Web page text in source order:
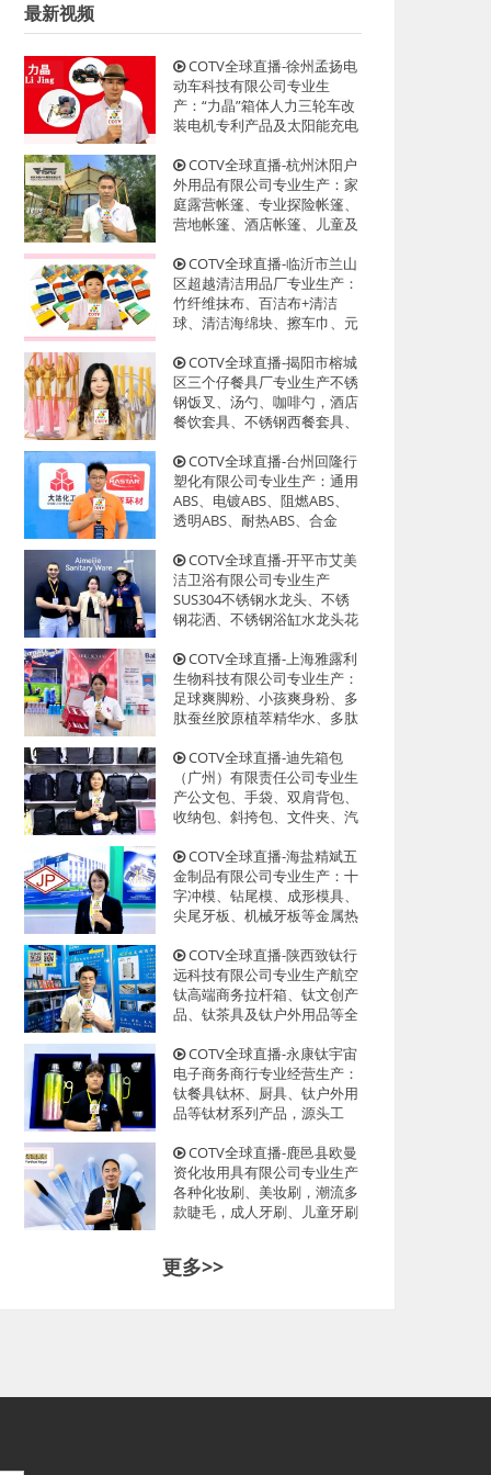
最新视频
COTV全球直播-徐州孟扬电
动车科技有限公司专业生
产：“力晶”箱体人力三轮车改
装电机专利产品及太阳能充电
新、款式多样，欢迎全球新老
客户前来洽谈采购！欢迎大家
光临！
COTV全球直播-杭州沐阳户
外用品有限公司专业生产：家
庭露营帐篷、专业探险帐篷、
营地帐篷、酒店帐篷、儿童及
列产品；设计创新、匠心制
造、款式多样，源头工厂，欢
迎大家光临！
COTV全球直播-临沂市兰山
区超越清洁用品厂专业生产：
竹纤维抹布、百洁布+清洁
球、清洁海绵块、擦车巾、元
抺布等清洁用品，欢迎大家光
临！
COTV全球直播-揭阳市榕城
区三个仔餐具厂专业生产不锈
钢饭叉、汤勺、咖啡勺，酒店
餐饮套具、不锈钢西餐套具、
尚、制造精良、款式多样，现
货供应并承接国内外订单，欢
迎大家光临！
COTV全球直播-台州回隆行
塑化有限公司专业生产：通用
ABS、电镀ABS、阻燃ABS、
透明ABS、耐热ABS、合金
HIPS系列等创新型塑料颗粒产
品，欢迎大家光临！
COTV全球直播-开平市艾美
洁卫浴有限公司专业生产
SUS304不锈钢水龙头、不锈
钢花洒、不锈钢浴缸水龙头花
头、过滤净水龙头以及洗脸盆
等系列洁具产品、源头工厂，
欢迎大家光临！
COTV全球直播-上海雅露利
生物科技有限公司专业生产：
足球爽脚粉、小孩爽身粉、多
肽蚕丝胶原植萃精华水、多肽
健康产品，源头工厂，欢迎大
家光临！
COTV全球直播-迪先箱包
（广州）有限责任公司专业生
产公文包、手袋、双肩背包、
收纳包、斜挎包、文件夹、汽
品，欢迎大家光临！
COTV全球直播-海盐精斌五
金制品有限公司专业生产：十
字冲模、钻尾模、成形模具、
尖尾牙板、机械牙板等金属热
品，设计创新、匠心制造、款
式多样，源头工厂，欢迎大家
光临！
COTV全球直播-陕西致钛行
远科技有限公司专业生产航空
钛高端商务拉杆箱、钛文创产
品、钛茶具及钛户外用品等全
釆用航空级高科技钛材及钛铆
钉及箱饰功能，欢迎大家光
临！
COTV全球直播-永康钛宇宙
电子商务商行专业经营生产：
钛餐具钛杯、厨具、钛户外用
品等钛材系列产品，源头工
临！COTV全球直播-鹿邑县欧曼
资化妆用具有限公司专业生产
各种化妆刷、美妆刷，潮流多
款睫毛，成人牙刷、儿童牙刷
更多>>